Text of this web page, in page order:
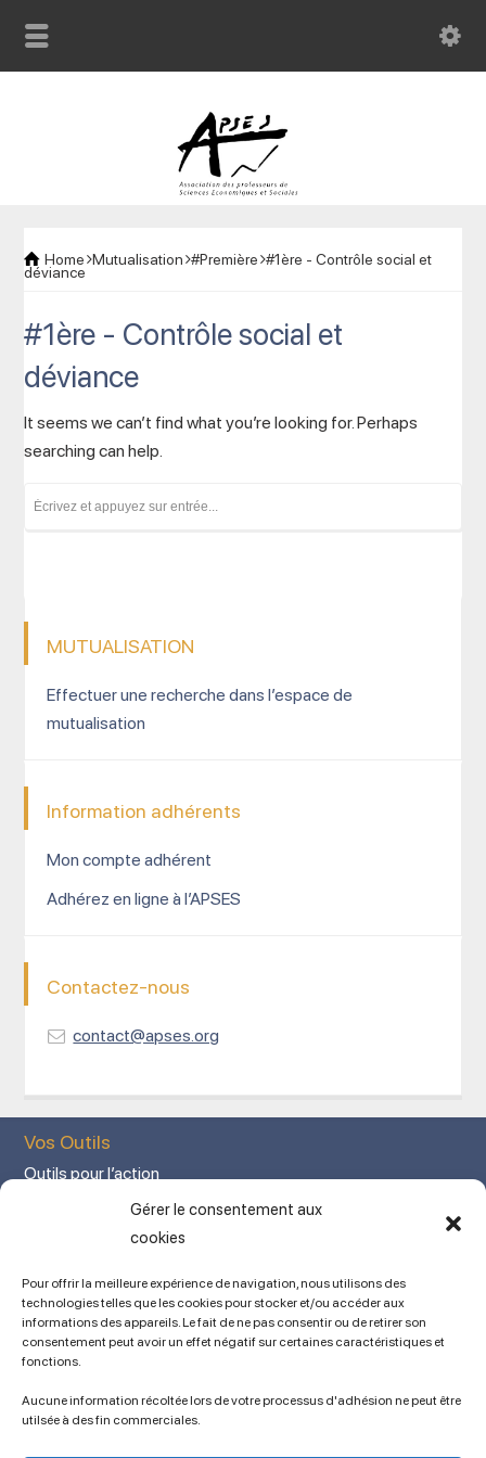
Gérer le consentement aux
cookies
Pour offrir la meilleure expérience de navigation, nous utilisons des
technologies telles que les cookies pour stocker et/ou accéder aux
informations des appareils. Le fait de ne pas consentir ou de retirer son
consentement peut avoir un effet négatif sur certaines caractéristiques et
fonctions.
Aucune information récoltée lors de votre processus d'adhésion ne peut être
utilsée à des fin commerciales.
Home Mutualisation #Première #1ère - Contrôle social et
déviance
#1ère - Contrôle social et
déviance
It seems we can’t find what you’re looking for. Perhaps
searching can help.
MUTUALISATION
Effectuer une recherche dans l’espace de
mutualisation
Information adhérents
Mon compte adhérent
Adhérez en ligne à l’APSES
Contactez-nous
contact@apses.org
Vos Outils
Outils pour l’action
Votre espace adhérent
Mon Compte adhérent
L’association
Mentions légales
Contact
Ancien site
lien vers SPIP